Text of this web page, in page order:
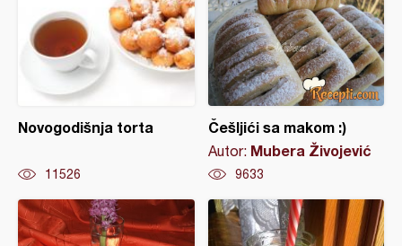
Novogodišnja torta
11526
Češljići sa makom :)
Autor: Mubera Živojević
9633